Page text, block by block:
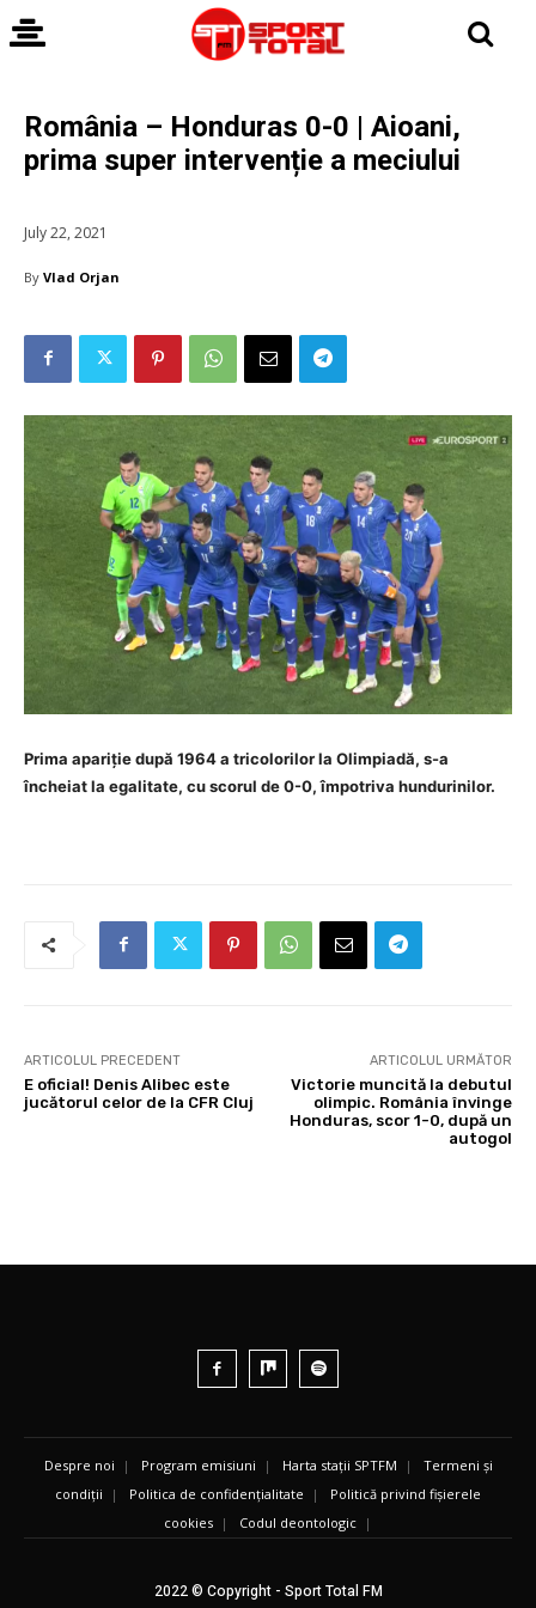
România – Honduras 0-0 | Aioani,
prima super intervenție a meciului
July 22, 2021
By Vlad Orjan
Prima apariție după 1964 a tricolorilor la Olimpiadă, s-a
încheiat la egalitate, cu scorul de 0-0, împotriva hundurinilor.
ARTICOLUL PRECEDENT
E oficial! Denis Alibec este
jucătorul celor de la CFR Cluj
ARTICOLUL URMĂTOR
Victorie muncită la debutul
olimpic. România învinge
Honduras, scor 1-0, după un
autogol
Despre noi | Program emisiuni | Harta stații SPTFM | Termeni și
condiții | Politica de confidențialitate | Politică privind fișierele
cookies | Codul deontologic |
2022 © Copyright - Sport Total FM